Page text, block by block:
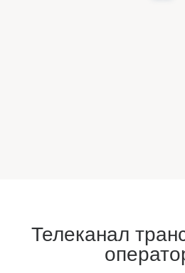
Телеканал